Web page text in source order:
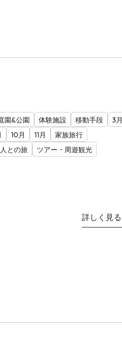
園&公園 体験施設 移動手段
3月
10月 11月
家族旅行
との旅
ツアー・周遊観光
詳しく見る